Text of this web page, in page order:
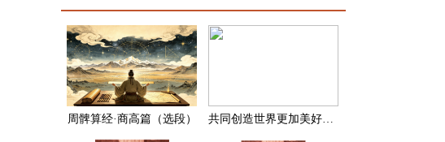
周髀算经·商高篇（选段） 共同创造世界更加美好的未来